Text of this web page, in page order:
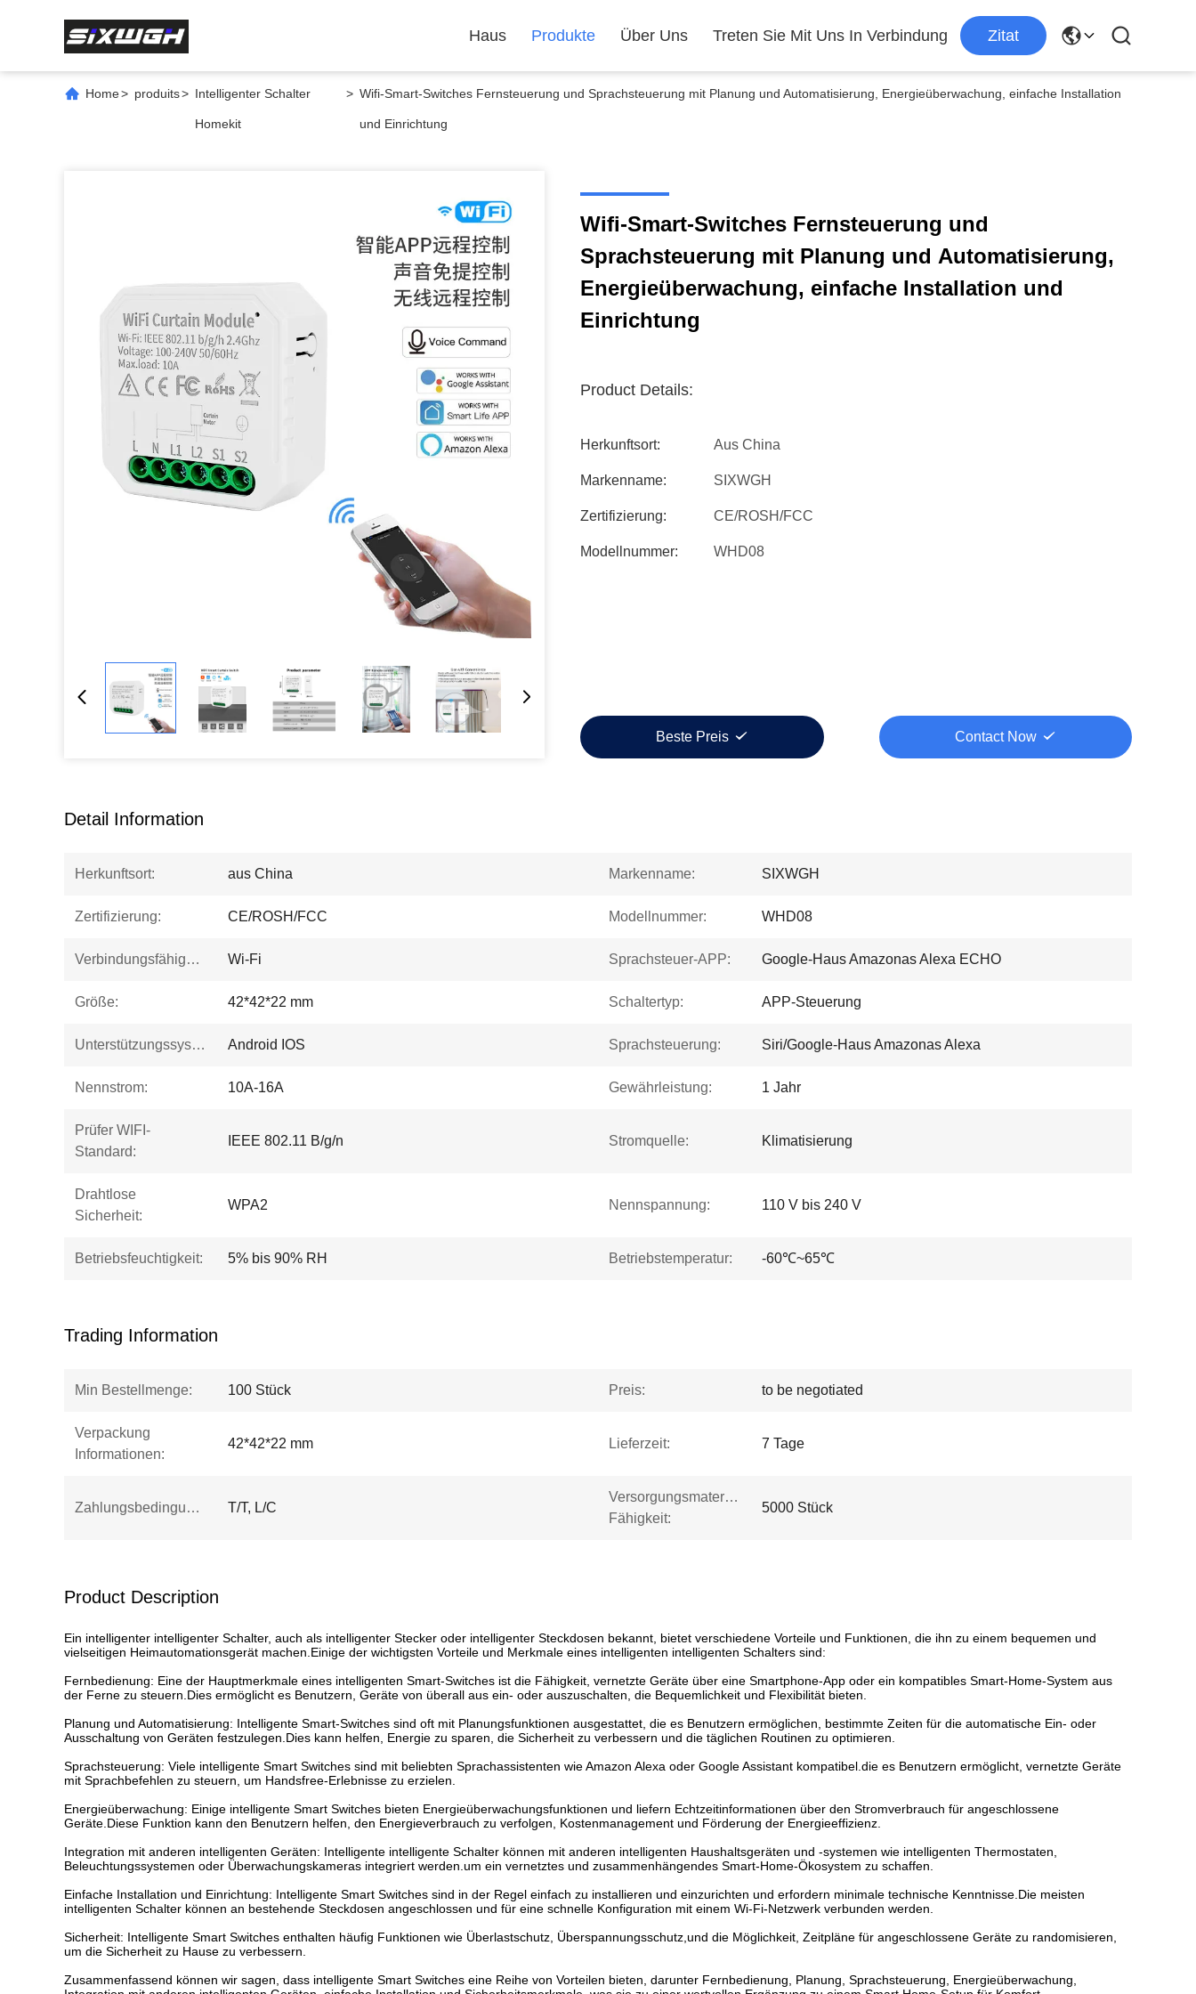
Haus Produkte Über Uns Treten Sie Mit Uns In Verbindung Zitat
Home> produits> Intelligenter Schalter
Homekit
> Wifi-Smart-Switches Fernsteuerung und Sprachsteuerung mit Planung und Automatisierung, Energieüberwachung, einfache Installation
und Einrichtung
Wifi-Smart-Switches Fernsteuerung und
Sprachsteuerung mit Planung und Automatisierung,
Energieüberwachung, einfache Installation und
Einrichtung
Product Details:
Herkunftsort: Aus China
Markenname: SIXWGH
Zertifizierung: CE/ROSH/FCC
Modellnummer: WHD08
Beste Preis Contact Now
Detail Information
Herkunftsort: aus China Markenname: SIXWGH
Zertifizierung: CE/ROSH/FCC Modellnummer: WHD08
Verbindungsfähigkeit: Wi-Fi Sprachsteuer-APP: Google-Haus Amazonas Alexa ECHO
Größe: 42*42*22 mm Schaltertyp: APP-Steuerung
Unterstützungssystem: Android IOS Sprachsteuerung: Siri/Google-Haus Amazonas Alexa
Nennstrom: 10A-16A Gewährleistung: 1 Jahr
Prüfer WIFI-
Standard:
IEEE 802.11 B/g/n Stromquelle: Klimatisierung
Drahtlose
Sicherheit:
WPA2 Nennspannung: 110 V bis 240 V
Betriebsfeuchtigkeit: 5% bis 90% RH Betriebstemperatur: -60℃~65℃
Trading Information
Min Bestellmenge: 100 Stück Preis: to be negotiated
Verpackung
Informationen:
42*42*22 mm Lieferzeit: 7 Tage
Zahlungsbedingungen: T/T, L/C
Versorgungsmaterial-
Fähigkeit:
5000 Stück
Product Description
Ein intelligenter intelligenter Schalter, auch als intelligenter Stecker oder intelligenter Steckdosen bekannt, bietet verschiedene Vorteile und Funktionen, die ihn zu einem bequemen und
vielseitigen Heimautomationsgerät machen.Einige der wichtigsten Vorteile und Merkmale eines intelligenten intelligenten Schalters sind:
Fernbedienung: Eine der Hauptmerkmale eines intelligenten Smart-Switches ist die Fähigkeit, vernetzte Geräte über eine Smartphone-App oder ein kompatibles Smart-Home-System aus
der Ferne zu steuern.Dies ermöglicht es Benutzern, Geräte von überall aus ein- oder auszuschalten, die Bequemlichkeit und Flexibilität bieten.
Planung und Automatisierung: Intelligente Smart-Switches sind oft mit Planungsfunktionen ausgestattet, die es Benutzern ermöglichen, bestimmte Zeiten für die automatische Ein- oder
Ausschaltung von Geräten festzulegen.Dies kann helfen, Energie zu sparen, die Sicherheit zu verbessern und die täglichen Routinen zu optimieren.
Sprachsteuerung: Viele intelligente Smart Switches sind mit beliebten Sprachassistenten wie Amazon Alexa oder Google Assistant kompatibel.die es Benutzern ermöglicht, vernetzte Geräte
mit Sprachbefehlen zu steuern, um Handsfree-Erlebnisse zu erzielen.
Energieüberwachung: Einige intelligente Smart Switches bieten Energieüberwachungsfunktionen und liefern Echtzeitinformationen über den Stromverbrauch für angeschlossene
Geräte.Diese Funktion kann den Benutzern helfen, den Energieverbrauch zu verfolgen, Kostenmanagement und Förderung der Energieeffizienz.
Integration mit anderen intelligenten Geräten: Intelligente intelligente Schalter können mit anderen intelligenten Haushaltsgeräten und -systemen wie intelligenten Thermostaten,
Beleuchtungssystemen oder Überwachungskameras integriert werden.um ein vernetztes und zusammenhängendes Smart-Home-Ökosystem zu schaffen.
Einfache Installation und Einrichtung: Intelligente Smart Switches sind in der Regel einfach zu installieren und einzurichten und erfordern minimale technische Kenntnisse.Die meisten
intelligenten Schalter können an bestehende Steckdosen angeschlossen und für eine schnelle Konfiguration mit einem Wi-Fi-Netzwerk verbunden werden.
Sicherheit: Intelligente Smart Switches enthalten häufig Funktionen wie Überlastschutz, Überspannungsschutz,und die Möglichkeit, Zeitpläne für angeschlossene Geräte zu randomisieren,
um die Sicherheit zu Hause zu verbessern.
Zusammenfassend können wir sagen, dass intelligente Smart Switches eine Reihe von Vorteilen bieten, darunter Fernbedienung, Planung, Sprachsteuerung, Energieüberwachung,